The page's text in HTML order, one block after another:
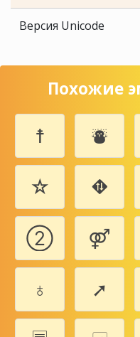
Версия Unicode
Похожие
☨ ⛇
☆
⛖
➁
⚤
♁
➚